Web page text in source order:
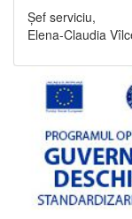
Șef serviciu,
Elena-Claudia